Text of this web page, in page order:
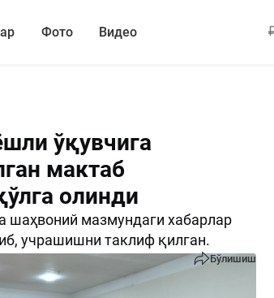
Фото Видео
ўқувчига
мактаб
олинди
шаҳвоний мазмундаги хабарлар
учрашишни таклиф қилган.
Бўлишиш